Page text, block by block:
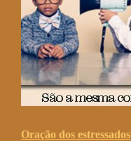
Oração dos estressados